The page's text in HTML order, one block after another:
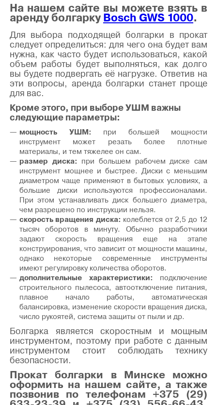
На нашем сайте вы можете взять в
аренду болгарку Bosch GWS 1000.
Для выбора подходящей болгарки в прокат
следует определиться: для чего она будет вам
нужна, как часто будет использоваться, какой
объем работы будет выполняться, как долго
вы будете подвергать её нагрузке. Ответив на
эти вопросы, аренда болгарки станет проще
для вас.
Кроме этого, при выборе УШМ важны
следующие параметры:
мощность УШМ: при большей мощности
инструмент может резать более плотные
материалы, и тем тяжелее он сам.
размер диска: при большем рабочем диске сам
инструмент мощнее и быстрее. Диски с меньшим
диаметром чаще применяют в бытовых условиях, а
большие диски используются профессионалами.
При этом устанавливать диск большего диаметра,
чем разрешено по инструкции нельзя.
скорость вращения диска: колеблется от 2,5 до 12
тысяч оборотов в минуту. Обычно разработчики
задают скорость вращения еще на этапе
конструирования, что зависит от мощности машины,
однако некоторые современные инструменты
имеют регулировку количества оборотов.
дополнительные характеристики: подключение
строительного пылесоса, автоотключение питания,
плавное начало работы, автоматическая
балансировка, изменение скорости вращения диска,
число рукоятей, система защиты от пыли и др.
Болгарка является скоростным и мощным
инструментом, поэтому при работе с данным
инструментом стоит соблюдать технику
безопасности.
Прокат болгарки в Минске можно
оформить на нашем сайте, а также
позвонив по телефонам +375 (29)